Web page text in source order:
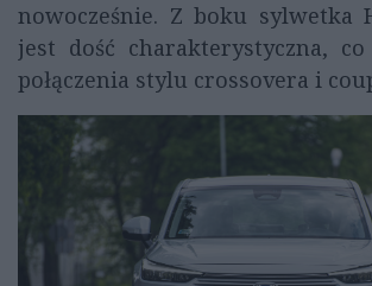
nowocześnie. Z boku sylwetka
jest dość charakterystyczna,
połączenia stylu crossovera i